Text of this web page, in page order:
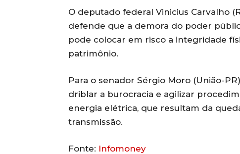
O deputado federal Vinicius Carvalho
defende que a demora do poder
pode colocar em risco a integridade
patrimônio.
Para o senador Sérgio Moro (União-
driblar a burocracia e agilizar
energia elétrica, que resultam da
transmissão.
Fonte: Infomoney